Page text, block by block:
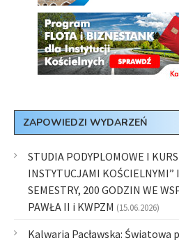
ZAPOWIEDZI WYDARZEŃ
STUDIA PODYPLOMOWE I
INSTYTUCJAMI KOŚCIELNYMI”
SEMESTRY, 200 GODZIN WE
PAWŁA II i KWPZM (15.06.2026)
Kalwaria Pacławska: